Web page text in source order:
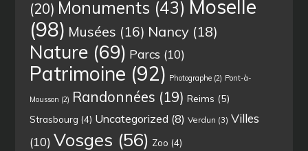
(20) Monuments (43) Moselle
(98) Musées (16) Nancy (18)
Nature (69) Parcs (10)
Patrimoine (92) Photographe (2) Pont-à-
Mousson (2) Randonnées (19) Reims (5)
Strasbourg (4) Uncategorized (8) Verdun (3) Villes
(10) Vosges (56) Zoo (4)